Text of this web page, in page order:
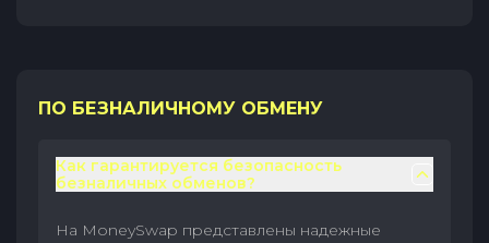
ПО БЕЗНАЛИЧНОМУ ОБМЕНУ
Как гарантируется безопасность
безналичных обменов?
На MoneySwap представлены надежные